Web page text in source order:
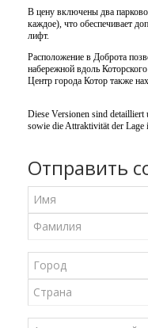
В цену включены два
каждое), что обеспечивает
лифт.
Расположение в Доброта
набережной вдоль
Центр города Котор также
Diese Versionen sind detailliert
sowie die Attraktivität der Lage
Отправить